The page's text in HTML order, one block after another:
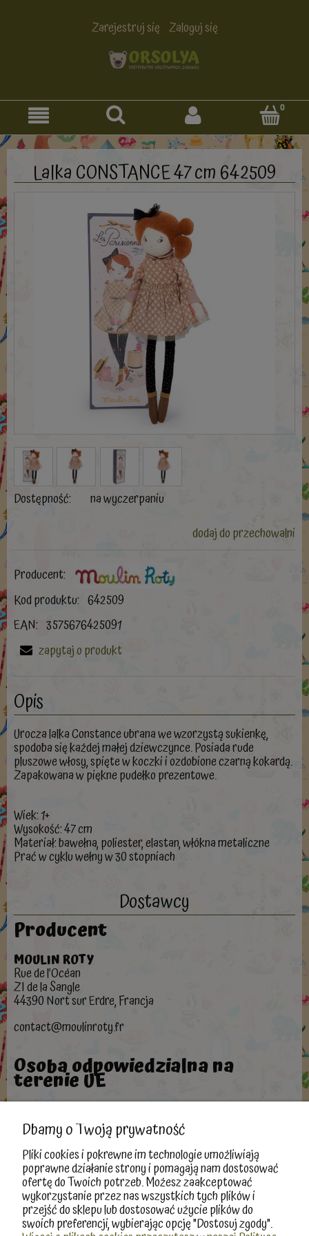
Zarejestruj się Zaloguj się
Lalka CONSTANCE 47 cm 642509
Dostępność:
na wyczerpaniu
dodaj do przechowalni
Producent:
Kod produktu: 642509
EAN: 3575676425091
zapytaj o produkt
Opis
Urocza lalka Constance ubrana we wzorzystą sukienkę,
spodoba się każdej małej dziewczynce. Posiada rude
pluszowe włosy, spięte w koczki i ozdobione czarną kokardą.
Zapakowana w piękne pudełko prezentowe.
Wiek: 1+
Wysokość: 47 cm
Materiał: bawełna, poliester, elastan, włókna metaliczne
Prać w cyklu wełny w 30 stopniach
Dostawcy
Producent
MOULIN ROTY
Rue de l’Océan
ZI de la Sangle
44390 Nort sur Erdre, Francja
contact@moulinroty.fr
Osoba odpowiedzialna na
terenie UE
Rue de l’Océan
ZI de la Sangle
44390 Nort sur Erdre, Polska
contact@moulinroty.fr
Dbamy o Twoją prywatność
Pliki cookies i pokrewne im technologie umożliwiają
poprawne działanie strony i pomagają nam dostosować
ofertę do Twoich potrzeb. Możesz zaakceptować
wykorzystanie przez nas wszystkich tych plików i
przejść do sklepu lub dostosować użycie plików do
swoich preferencji, wybierając opcję "Dostosuj zgody".